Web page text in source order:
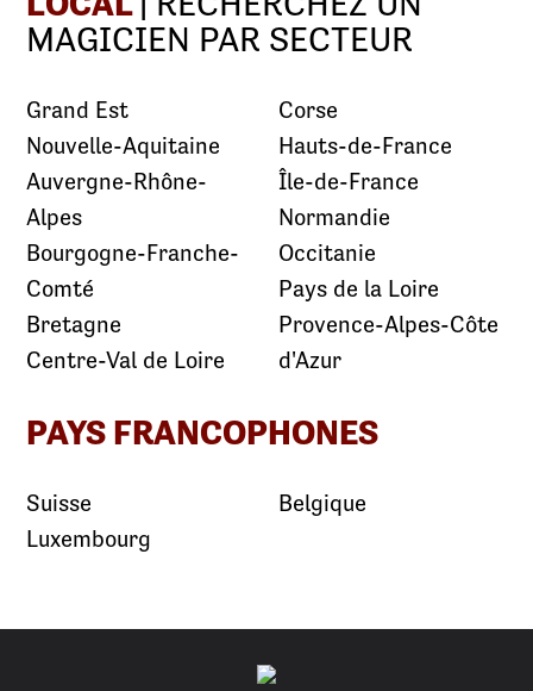
MAGICIEN PAR SECTEUR
Grand Est
Nouvelle-Aquitaine
Auvergne-Rhône-
Alpes
Bourgogne-Franche-
Comté
Bretagne
Centre-Val de Loire
Corse
Hauts-de-France
Île-de-France
Normandie
Occitanie
Pays de la Loire
Provence-Alpes-Côte
d'Azur
PAYS FRANCOPHONES
Suisse
Luxembourg
Belgique